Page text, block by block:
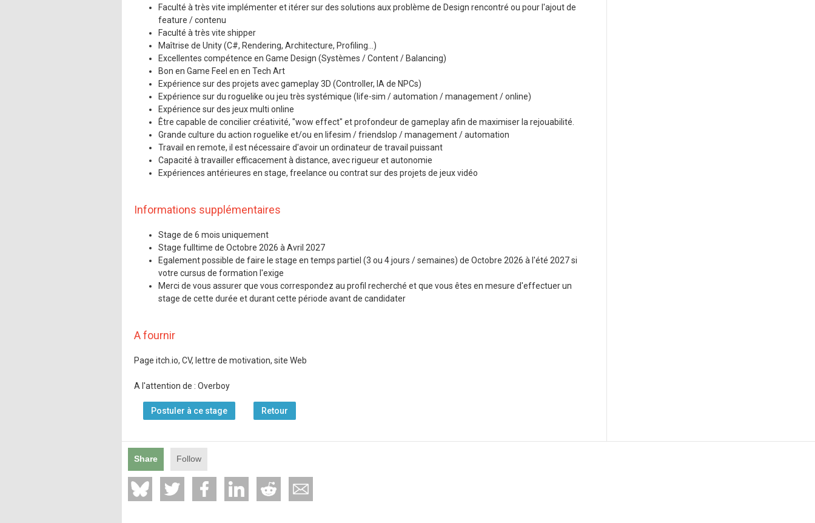
Faculté à très vite implémenter et itérer sur des solutions aux problème de Design rencontré ou pour l'ajout de
feature / contenu
Faculté à très vite shipper
Maîtrise de Unity (C#, Rendering, Architecture, Profiling...)
Excellentes compétence en Game Design (Systèmes / Content / Balancing)
Bon en Game Feel en en Tech Art
Expérience sur des projets avec gameplay 3D (Controller, IA de NPCs)
Expérience sur du roguelike ou jeu très systémique (life-sim / automation / management / online)
Expérience sur des jeux multi online
Être capable de concilier créativité, "wow effect" et profondeur de gameplay afin de maximiser la rejouabilité.
Grande culture du action roguelike et/ou en lifesim / friendslop / management / automation
Travail en remote, il est nécessaire d'avoir un ordinateur de travail puissant
Capacité à travailler efficacement à distance, avec rigueur et autonomie
Expériences antérieures en stage, freelance ou contrat sur des projets de jeux vidéo
Informations supplémentaires
Stage de 6 mois uniquement
Stage fulltime de Octobre 2026 à Avril 2027
Egalement possible de faire le stage en temps partiel (3 ou 4 jours / semaines) de Octobre 2026 à l'été 2027 si
votre cursus de formation l'exige
Merci de vous assurer que vous correspondez au profil recherché et que vous êtes en mesure d'effectuer un
stage de cette durée et durant cette période avant de candidater
A fournir
Page itch.io, CV, lettre de motivation, site Web
A l'attention de : Overboy
Postuler à ce stage Retour
Share Follow